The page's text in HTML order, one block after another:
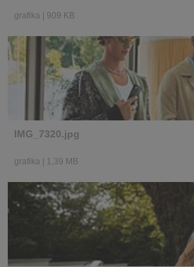
grafika 909 KB
IMG_7320.jpg
grafika 1,39 MB